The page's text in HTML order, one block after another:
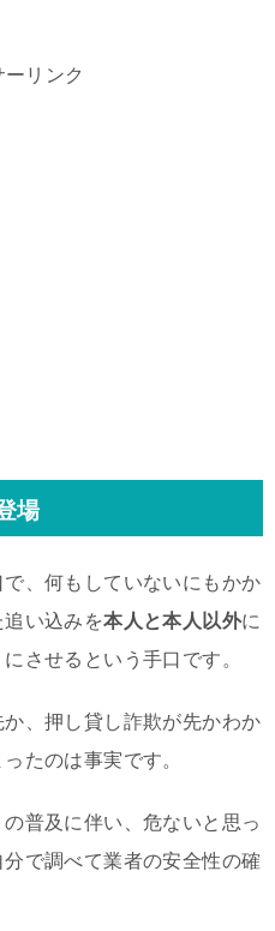
ーリンク
場
、何もしていないにもかか
追い込みを本人と本人以外に
させるという手口です。
、押し貸し詐欺が先かわか
たのは事実です。
普及に伴い、危ないと思っ
で調べて業者の安全性の確